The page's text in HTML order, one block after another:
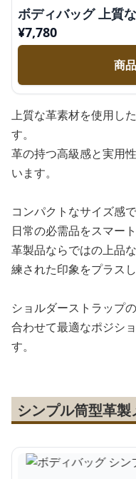
ボディバッグ 上質
¥7,780
商
上質な革素材を使用し
す。
革の持つ高級感と実用
います。
コンパクトなサイズ感
日常の必需品をスマー
革製品ならではの上品
練された印象をプラスし
ショルダーストラップ
合わせて最適なポジシ
す。
シンプル筒型革